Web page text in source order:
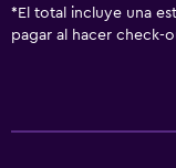
* El total incluye una
pagar al hacer check-